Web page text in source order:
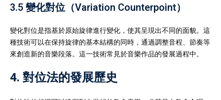
3.5 變化對位（Variation Counterpoint）
變化對位是指基於原始旋律進行變化，使其呈現出不同的面貌。這
種技術可以在保持旋律的基本結構的同時，通過調整音程、節奏等
來創造新的音樂段落。這一技術常見於音樂作品的發展過程中。
4. 對位法的發展歷史